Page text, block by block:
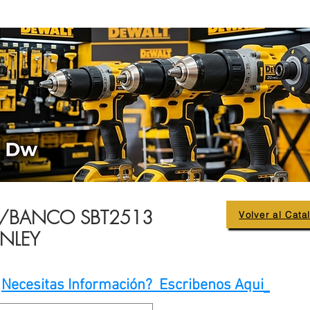
BANCO SBT2513
Volver al
Necesitas Información? Escribenos Aqui